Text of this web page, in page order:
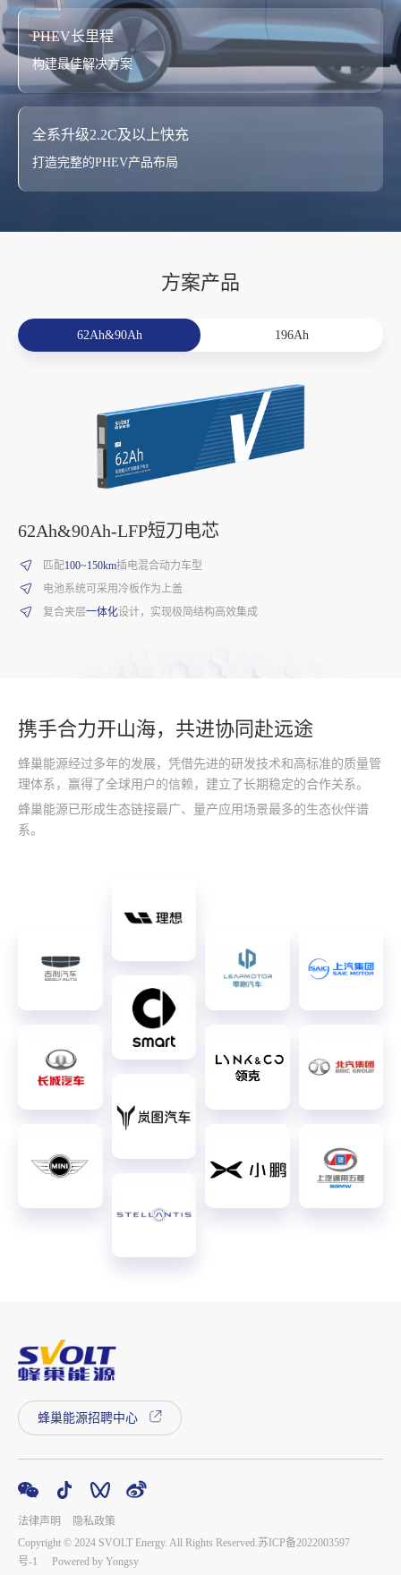
PHEV长里程
构建最佳解决方案
全系升级2.2C及以上快充
打造完整的PHEV产品布局
方案产品
196Ah 117Ah
62Ah&90Ah-LFP短刀电芯
匹配100~150km插电混合动力车型
电池系统可采用冷板作为上盖
复合夹层一体化设计，实现极简结构高效集成
196Ah-LFP短刀矮电芯
在高度上缩小尺寸，为整车合理化布局释放电池空间超过
兼顾高性能与快充特性，单体能量密度
117Ah-NCM电芯
匹配国际知名大厂，经历数年开发验证，安全可靠，满足国际化应用需
求
高能量密度定位，达到 245Wh/kg
140Ah-半固态电芯
使用固态电解质技术，打造的高安全电芯
创新的低成本制造技术，让高科技普惠大众
能量密度高达270Wh/kg，让续航里程无忧
携手合力开山海，共进协同赴远途
蜂巢能源经过多年的发展，凭借先进的研发技术和高标准的质量管
理体系，赢得了全球用户的信赖，建立了长期稳定的合作关系。
蜂巢能源已形成生态链接最广、量产应用场景最多的生态伙伴谱
系。
蜂巢能源招聘中心
Copyright © 2024 SVOLT Energy. All Rights Reserved.苏ICP备2022003597
号-1
Powered by Yongsy
法律声明 隐私政策